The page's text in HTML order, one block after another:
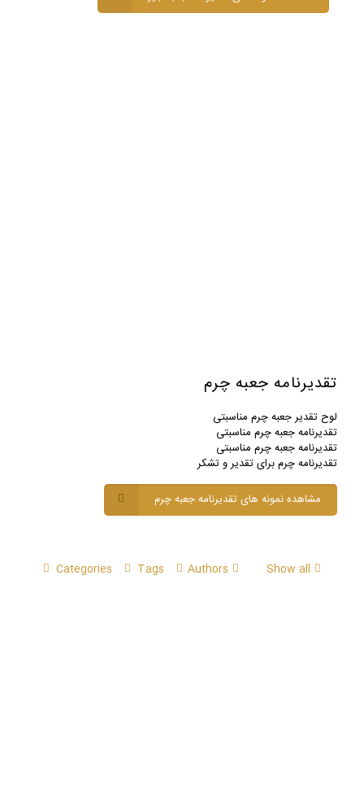
تقدیرنامه جعبه چرم
لوح تقدیر جعبه چرم مناسبتی
تقدیرنامه جعبه چرم مناسبتی
تقدیرنامه جعبه چرم مناسبتی
تقدیرنامه چرم برای تقدیر و تشکر
مشاهده نمونه های تقدیرنامه جعبه چرم
Categories Tags Authors Show all